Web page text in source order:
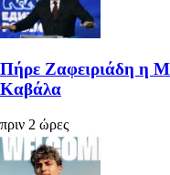
Πήρε Ζαφειριάδη η
Καβάλα
πριν 2 ώρες